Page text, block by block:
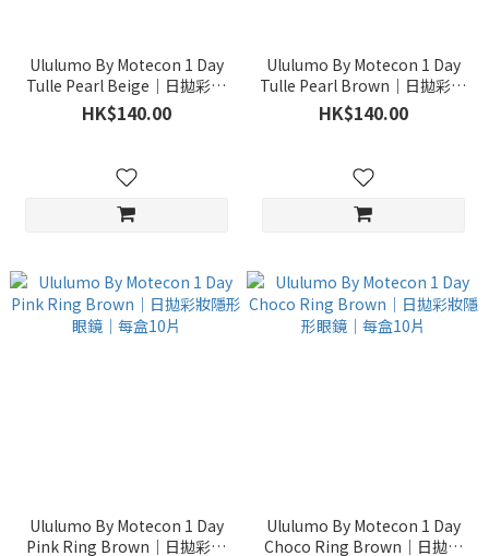
Ululumo By Motecon 1 Day
Tulle Pearl Beige｜日拋彩妝
隱形眼鏡｜每盒10片
HK$140.00
Ululumo By Motecon 1 Day
Tulle Pearl Brown｜日拋彩妝
隱形眼鏡｜每盒10片
HK$140.00
Ululumo By Motecon 1 Day
Pink Ring Brown｜日拋彩妝
Ululumo By Motecon 1 Day
Choco Ring Brown｜日拋彩